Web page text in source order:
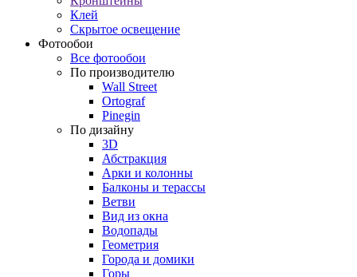
Клей
Скрытое освещение
Фотообои
Все фотообои
По производителю
Wall Street
Ortograf
Pinegin
По дизайну
3D
Абстракция
Арки и колонны
Балконы и терассы
Ветви
Вид из окна
Водопады
Геометрия
Города и домики
Горы